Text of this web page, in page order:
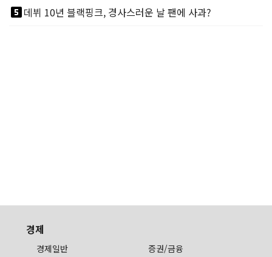
looks_5데뷔 10년 블랙핑크, 경사스러운 날 팬에 사과?
경제
경제일반
증권/금융